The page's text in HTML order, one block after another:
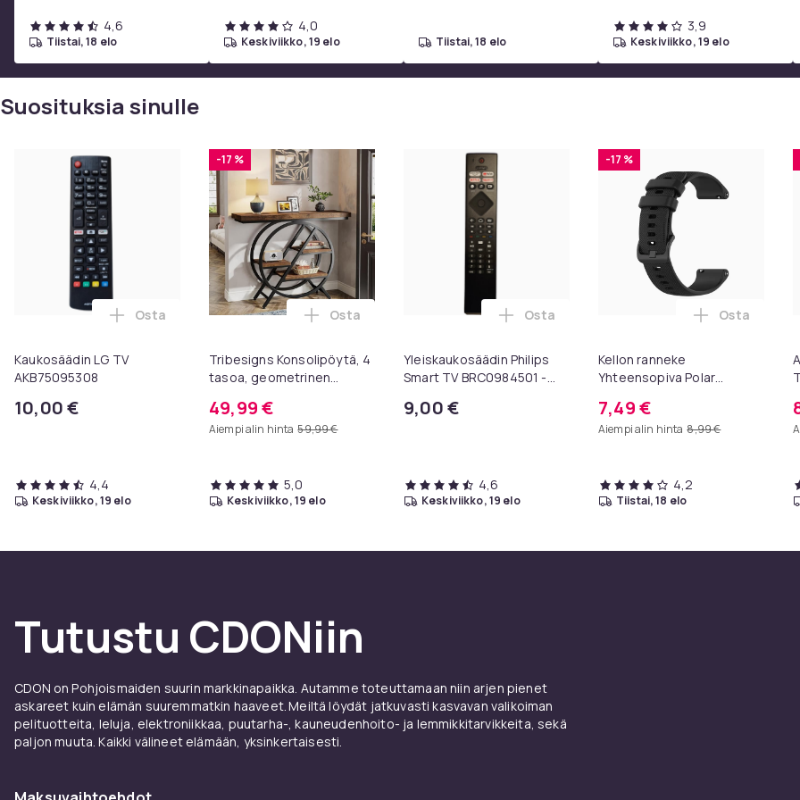
4,6
tiistai, 18 elo
4,0
keskiviikko, 19 elo tiistai, 18 elo
3,9
keskiviikko, 19 elo
Suosituksia sinulle
Kaukosäädin LG TV
AKB75095308
10,00 €
Lisää Kaukosäädin LG TV AKB75095308 ostoskoriin
Osta
4,4
keskiviikko, 19 elo
-17 %
Tribesigns Konsolipöytä, 4
tasoa, geometrinen
cm, eteispöytä, sivupöytä,
sohvapöytä
49,99 €
Aiempi alin hinta 59,99 €
Lisää Tribesigns Konsolipöytä, 4 tasoa, geometrinen metallirunko, 100
Osta
5,0
keskiviikko, 19 elo
Yleiskaukosäädin Philips
Smart TV BRC0984501 -
9,00 €
Lisää Yleiskaukosäädin Philips Smart TV
Osta
4,6
keskiviikko, 19 elo
-17 %
Kellon ranneke
Yhteensopiva Polar
kanssa Black
7,49 €
Aiempi alin hinta 8,99 €
Lisää
Osta
4,2
tiistai, 18 elo
Tutustu CDONiin
CDON on Pohjoismaiden suurin markkinapaikka. Autamme toteuttamaan niin arjen pienet
askareet kuin elämän suuremmatkin haaveet. Meiltä löydät jatkuvasti kasvavan valikoiman
pelituotteita, leluja, elektroniikkaa, puutarha-, kauneudenhoito- ja lemmikkitarvikkeita, sekä
paljon muuta. Kaikki välineet elämään, yksinkertaisesti.